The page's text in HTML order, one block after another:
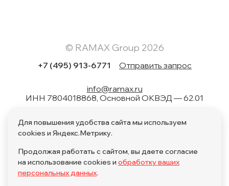
© RAMAX Group 2026
+7 (495) 913-6771 Отправить запрос
info@ramax.ru
ИНН 7804018868, Основной ОКВЭД — 62.01
1.02, 1.04, 1.05, 1.06, 1.08, 2.01, 3.01, 4.01, 11.01, 17.01, 27.01,
28.01
Для повышения удобства сайта мы используем
cookies и Яндекс.Метрику.
Продолжая работать с сайтом, вы даете согласие
на использование cookies и обработку ваших
персональных данных.